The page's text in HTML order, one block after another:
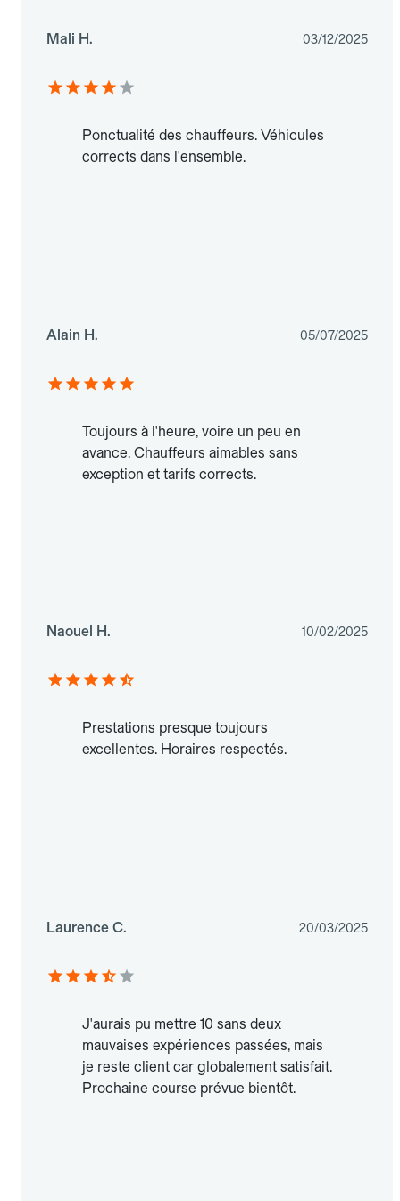
Mali H. 03/12/2025
Ponctualité des chauffeurs. Véhicules
corrects dans l'ensemble.
Alain H. 05/07/2025
Toujours à l'heure, voire un peu en
avance. Chauffeurs aimables sans
exception et tarifs corrects.
Naouel H. 10/02/2025
Prestations presque toujours
excellentes. Horaires respectés.
Laurence C. 20/03/2025
J'aurais pu mettre 10 sans deux
mauvaises expériences passées, mais
je reste client car globalement satisfait.
Prochaine course prévue bientôt.